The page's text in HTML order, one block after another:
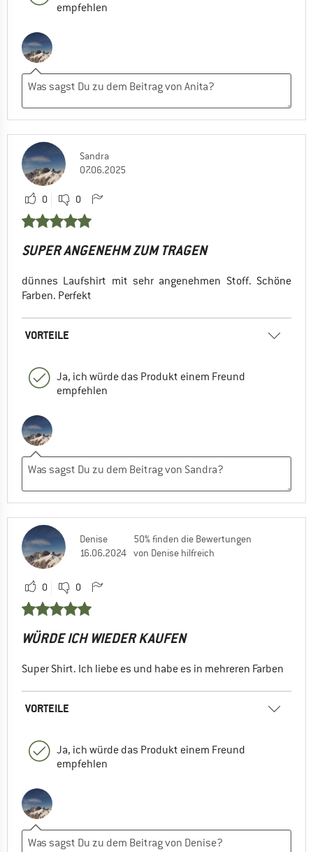
empfehlen
Sandra
07.06.2025
0 0
SUPER ANGENEHM ZUM TRAGEN
dünnes Laufshirt mit sehr angenehmen Stoff. Schöne
Farben. Perfekt
VORTEILE
Ja, ich würde das Produkt einem Freund
empfehlen
Denise
16.06.2024
50% finden die Bewertungen
von Denise hilfreich
0 0
WÜRDE ICH WIEDER KAUFEN
Super Shirt. Ich liebe es und habe es in mehreren Farben
VORTEILE
Ja, ich würde das Produkt einem Freund
empfehlen